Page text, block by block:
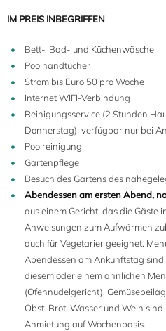
IM PREIS INBEGRIFFEN
Bett-, Bad- und Küchenwäsche
Poolhandtücher
Strom bis Euro 50 pro Woche
Internet WIFI-Verbindung
Reinigungsservice (2 Stunden
Donnerstag), verfügbar nur bei
Poolreinigung
Gartenpflege
Besuch des Gartens des
Abendessen am ersten Abend,
aus einem Gericht, das die Gäste
Anweisungen zum Aufwärmen
auch für Vegetarier geeignet.
Abendessen am Ankunftstag
diesem oder einem ähnlichen
(Ofennudelgericht),
Obst. Brot, Wasser und Wein
Anmietung auf Wochenbasis.